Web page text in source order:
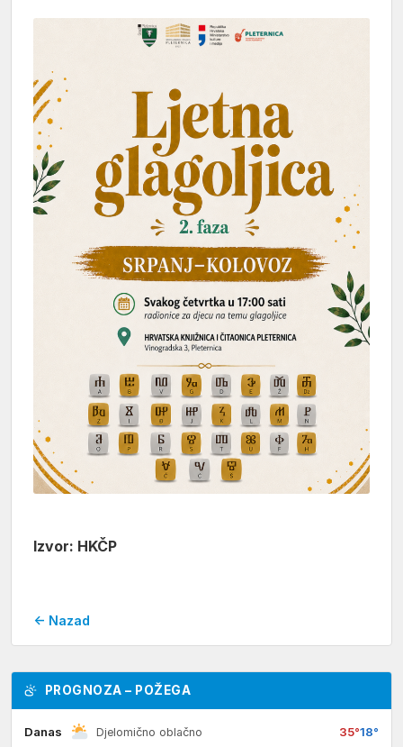
Izvor: HKČP
← Nazad
PROGNOZA – POŽEGA
Danas Djelomično oblačno 35°18°